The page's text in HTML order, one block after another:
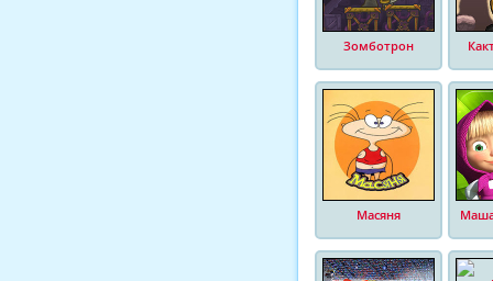
Зомботрон
Масяня